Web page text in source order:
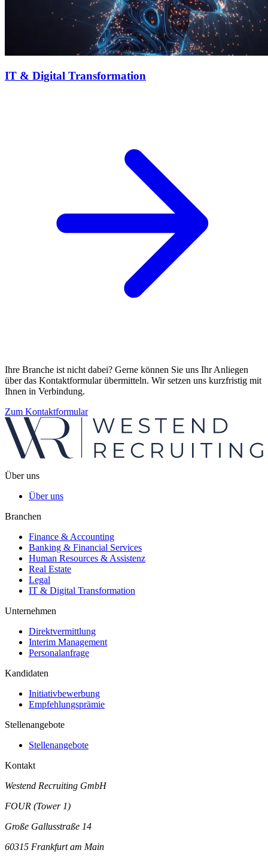
IT & Digital Transformation
Ihre Branche ist nicht dabei? Gerne können Sie uns Ihr Anliegen
über das Kontaktformular übermitteln. Wir setzen uns kurzfristig mit
Ihnen in Verbindung.
Zum Kontaktformular
Über uns
Über uns
Branchen
Finance & Accounting
Banking & Financial Services
Human Resources & Assistenz
Real Estate
Legal
IT & Digital Transformation
Unternehmen
Direktvermittlung
Interim Management
Personalanfrage
Kandidaten
Initiativbewerbung
Empfehlungsprämie
Stellenangebote
Stellenangebote
Kontakt
Westend Recruiting GmbH
FOUR (Tower 1)
Große Gallusstraße 14
60315 Frankfurt am Main